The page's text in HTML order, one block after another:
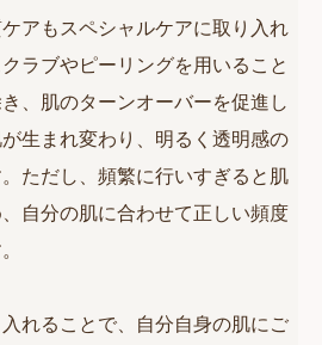
アもスペシャルケアに取り入れ
ラブやピーリングを用いること
、肌のターンオーバーを促進し
生まれ変わり、明るく透明感の
ただし、頻繁に行いすぎると肌
自分の肌に合わせて正しい頻度
れることで、自分自身の肌にご